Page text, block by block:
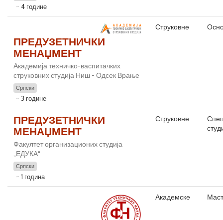
4 године
ПРЕДУЗЕТНИЧКИ
МЕНАЏМЕНТ
Академија техничко-васпитачких
струковних студија Ниш - Одсек Врање
Српски
3 године
Струковне
ПРЕДУЗЕТНИЧКИ
МЕНАЏМЕНТ
Факултет организационих студија
„ЕДУКА“
Српски
1 година
Струковне
Академске